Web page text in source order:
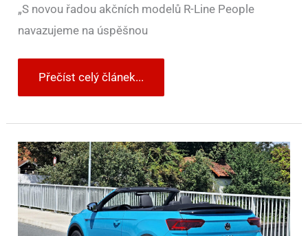
„S novou řadou akčních modelů R-Line People
navazujeme na úspěšnou
Přečíst celý článek...
Po
76
letech
bude
konec.
U
Volkswagenu
už